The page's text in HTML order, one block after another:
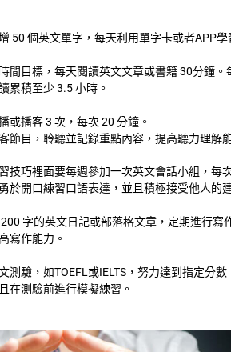
50 個英文單字，每天利用單字卡或者APP
間目標，每天閱讀英文文章或書籍 30分鐘
累積至少 3.5 小時。
或播客 3 次，每次 20 分鐘。
節目，聆聽並記錄重點內容，提高聽力理解
技巧裡面要每週參加一次英文會話小組，每
於開口練習口語表達，並且積極接受他人的
字的英文日記或部落格文章，定期進行寫
寫作能力。
測驗，如TOEFL或IELTS，努力達到指定分
在測驗前進行模擬練習。